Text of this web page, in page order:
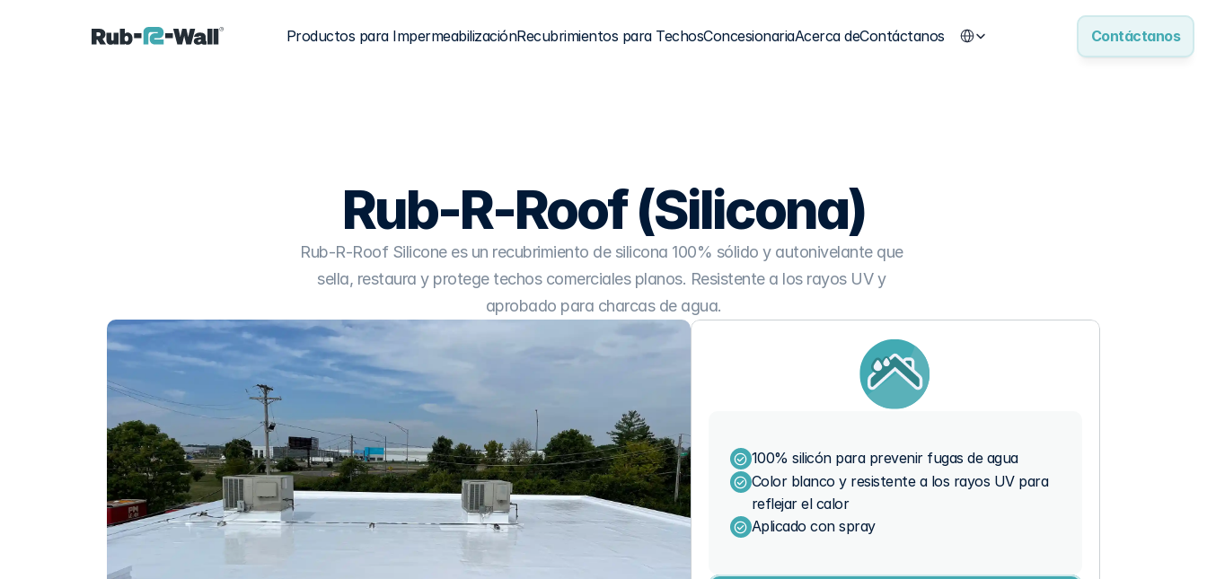
Productos para ImpermeabilizaciónRecubrimientos para TechosConcesionariaAcerca deContáctanos Contáctanos
Rub-R-Roof (Silicona)
Rub-R-Roof Silicone es un recubrimiento de silicona 100% sólido y autonivelante que
sella, restaura y protege techos comerciales planos. Resistente a los rayos UV y
aprobado para charcas de agua.
100% silicón para prevenir fugas de agua
Color blanco y resistente a los rayos UV para
reflejar el calor
Aplicado con spray